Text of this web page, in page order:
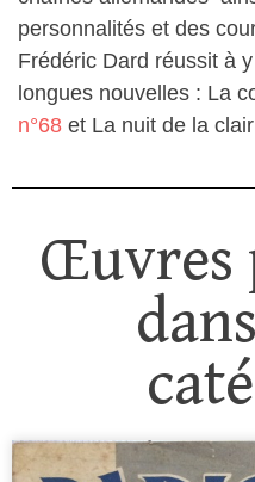
personnalités et des
Frédéric Dard réussit à
longues nouvelles : La
n°68 et La nuit de la
Œuvres